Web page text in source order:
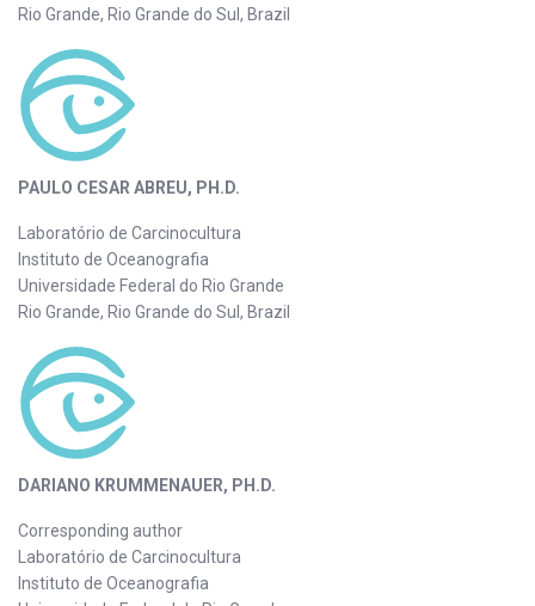
Rio Grande, Rio Grande do Sul, Brazil
PAULO CESAR ABREU, PH.D.
Laboratório de Carcinocultura
Instituto de Oceanografia
Universidade Federal do Rio Grande
Rio Grande, Rio Grande do Sul, Brazil
DARIANO KRUMMENAUER, PH.D.
Corresponding author
Laboratório de Carcinocultura
Instituto de Oceanografia